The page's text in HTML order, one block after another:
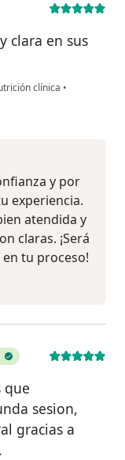
clara en sus
clínica •
y por
experiencia.
atendida y
claras. ¡Será
tu proceso!
que
sesion,
gracias a